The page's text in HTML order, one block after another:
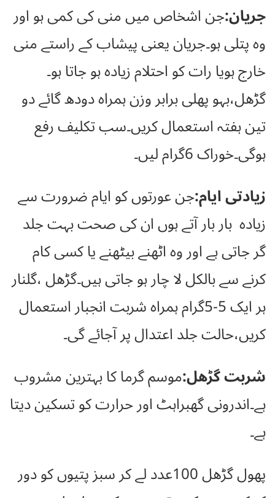
جریان:جن اشخاص میں منی کی کمی ہو اور
وہ پتلی ہو۔جریان یعنی پیشاب کے راستے منی
خارج ہویا رات کو احتلام زیادہ ہو جاتا ہو۔
گڑھل،بہو پھلی برابر وزن ہمراہ دودھ گائے دو
تین ہفتہ استعمال کریں۔سب تکلیف رفع
ہوگی۔خوراک 6گرام لیں۔
زیادتی ایام:جن عورتوں کو ایام ضرورت سے
زیادہ بار بار آتے ہوں ان کی صحت بہت جلد
گر جاتی ہے اور وہ اٹھنے بیٹھنے یا کسی کام
کرنے سے بالکل لا چار ہو جاتی ہیں۔گڑھل ،گلنار
ہر ایک 5-5گرام ہمراہ شربت انجبار استعمال
کریں،حالت جلد اعتدال پر آجائے گی۔
شربت گڑھل:موسم گرما کا بہترین مشروب
ہے۔اندرونی گھبراہٹ اور حرارت کو تسکین دیتا
ہے۔
پھول گڑھل 100عدد لے کر سبز پتیوں کو دور